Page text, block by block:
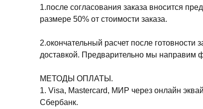
1.после согласования заказа вносится
размере 50% от стоимости заказа.
2.окончательный расчет после готовности
доставкой. Предварительно мы направим
МЕТОДЫ ОПЛАТЫ.
1. Visa, Mastercard, МИР через онлайн
Сбербанк.